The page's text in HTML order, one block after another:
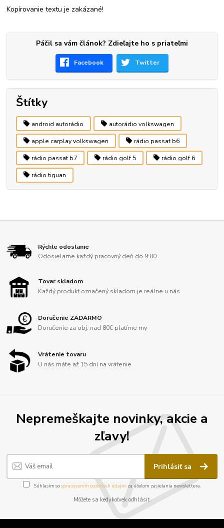
Kopírovanie textu je zakázané!
Páčil sa vám článok? Zdieľajte ho s priateľmi
Facebook Twitter
Štítky
android autorádio autorádio volkswagen
apple carplay volkswagen rádio passat b6
rádio passat b7 rádio golf 5 rádio golf 6
rádio tiguan
Rýchle odoslanie
Odosielame každý pracovný deň do 9:00
Tovar skladom
Každý produkt označený skladom je reálne u nás
Doručenie ZADARMO
Doručenie za obj. nad 80€ platíme my
Vrátenie tovaru
U nás máte až 15 dní na vrátenie
Nepremeškajte novinky, akcie a
zľavy!
Prihlásiť sa
Súhlasím sospracovaním osobných údajov za účelom zasielania newslettera.
Môžete sa kedykoľvek odhlásiť.